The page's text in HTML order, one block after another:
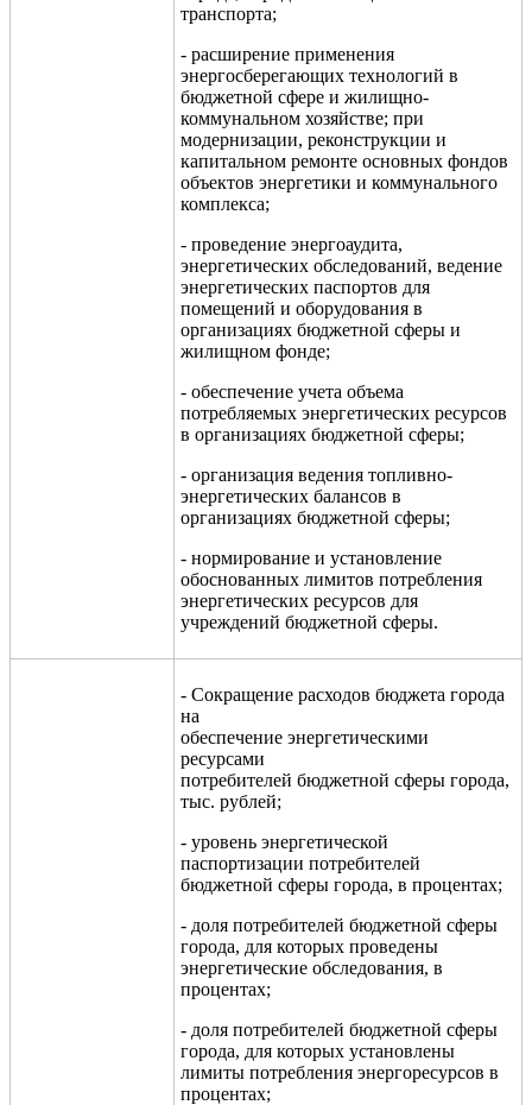
транспорта;
- расширение применения
энергосберегающих технологий в
бюджетной сфере и жилищно-
коммунальном хозяйстве; при
модернизации, реконструкции и
капитальном ремонте основных фондов
объектов энергетики и коммунального
комплекса;
- проведение энергоаудита,
энергетических обследований, ведение
энергетических паспортов для
помещений и оборудования в
организациях бюджетной сферы и
жилищном фонде;
- обеспечение учета объема
потребляемых энергетических ресурсов
в организациях бюджетной сферы;
- организация ведения топливно-
энергетических балансов в
организациях бюджетной сферы;
- нормирование и установление
обоснованных лимитов потребления
энергетических ресурсов для
учреждений бюджетной сферы.
- Сокращение расходов бюджета города
на
обеспечение энергетическими
ресурсами
потребителей бюджетной сферы города,
тыс. рублей;
- уровень энергетической
паспортизации потребителей
бюджетной сферы города, в процентах;
- доля потребителей бюджетной сферы
города, для которых проведены
энергетические обследования, в
процентах;
- доля потребителей бюджетной сферы
города, для которых установлены
лимиты потребления энергоресурсов в
процентах;